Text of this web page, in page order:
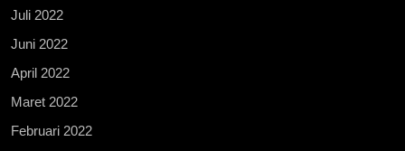
Juli 2022
Juni 2022
April 2022
Maret 2022
Februari 2022